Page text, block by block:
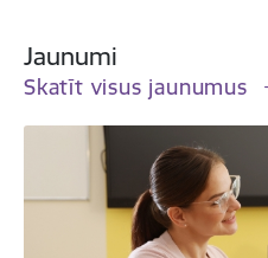
Jaunumi
Skatīt visus jaunumus